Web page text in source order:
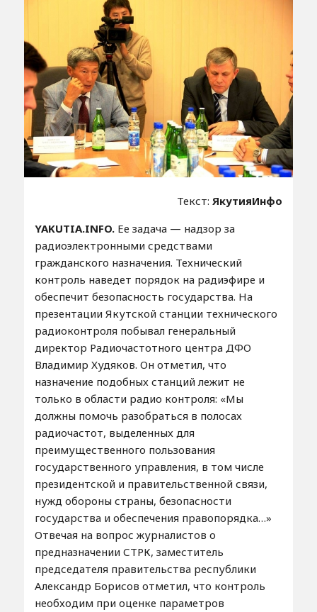
Текст:ЯкутияИнфо
YAKUTIA.INFO. Ее задача — надзор за
радиоэлектронными средствами
гражданского назначения. Технический
контроль наведет порядок на радиэфире и
обеспечит безопасность государства. На
презентации Якутской станции технического
радиоконтроля побывал генеральный
директор Радиочастотного центра ДФО
Владимир Худяков. Он отметил, что
назначение подобных станций лежит не
только в области радио контроля: «Мы
должны помочь разобраться в полосах
радиочастот, выделенных для
преимущественного пользования
государственного управления, в том числе
президентской и правительственной связи,
нужд обороны страны, безопасности
государства и обеспечения правопорядка…»
Отвечая на вопрос журналистов о
предназначении СТРК, заместитель
председателя правительства республики
Александр Борисов отметил, что контроль
необходим при оценке параметров